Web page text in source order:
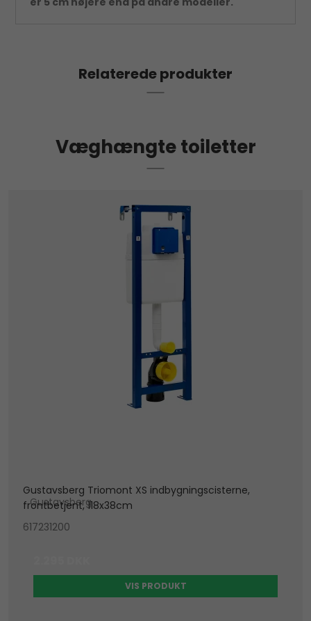
Relaterede produkter
Væghængte toiletter
Gustavsberg Triomont XS indbygningscisterne,
frontbetjent, 118x38cm
Gustavsberg
617231200
VIS PRODUKT